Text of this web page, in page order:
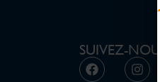
SUIVEZ-NOUS